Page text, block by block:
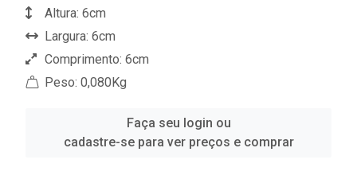
Altura: 6cm
Largura: 6cm
Comprimento: 6cm
Peso: 0,080Kg
Faça seu login ou
cadastre-se para ver preços e comprar